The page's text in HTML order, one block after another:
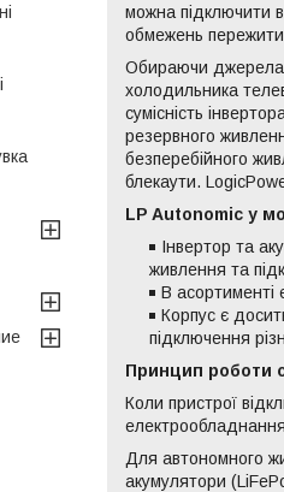
можна підключити
обмежень пережити
Обираючи джерела
холодильника
сумісність
резервного
безперебійного
блекаути.
LP Autonomic у
Інвертор та
живлення та
В асортименті
Корпус є
підключення
Принцип роботи
Коли пристрої
електрообладнання
Для автономного
акумулятори